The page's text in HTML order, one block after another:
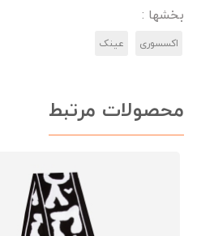
بخشها :
اکسسوری عینک
محصولات مرتبط